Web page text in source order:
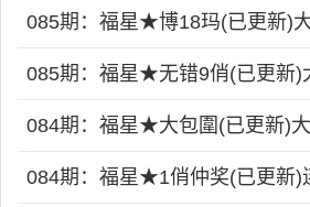
085期：福星★博18玛(已更新)
085期：福星★无错9俏(已更新)
084期：福星★大包圍(已更新)
084期：福星★1俏仲奖(已更新)